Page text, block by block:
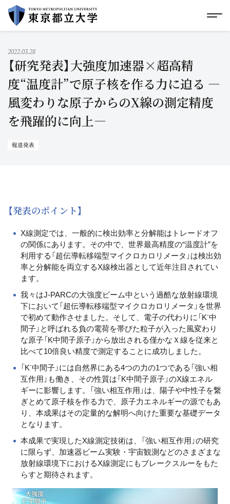
イ
グローバルメニューにスキップ メ
2022.03.28
【研究発表】大強度加速器×超高精
度“温度計”で原子核を作る力に迫る ―
風変わりな原子からのX線の測定精度
を飛躍的に向上―
報道発表
【発表のポイント】
X線測定では、一般的に検出効率と分解能はトレードオフ
の関係にあります。その中で、世界最高精度の“温度計”を
利用する「超伝導転移端型マイクロカロリメータ」は検出効
率と分解能を両立するX線検出器として近年注目されてい
ます。
我々はJ-PARCの大強度ビーム中という過酷な放射線環境
下において「超伝導転移端型マイクロカロリメータ」を世界
で初めて動作させました。そして、電子の代わりに「K-中
間子」と呼ばれる負の電荷を帯びた粒子が入った風変わり
な原子「K中間子原子」から放出される僅かなＸ線を従来と
比べて10倍良い精度で測定することに成功しました。
「K-中間子」には自然界にある4つの力の1つである「強い相
互作用」も働き、その性質は「K中間子原子」のX線エネル
ギーに影響します。「強い相互作用」は、陽子や中性子を繋
ぎとめて原子核を作る力で、原子力エネルギーの源でもあ
り、本成果はその定量的な解明へ向けた重要な基礎データ
となります。
本成果で実現したX線測定技術は、「強い相互作用」の研究
に限らず、加速器ビーム実験・宇宙観測などのさまざまな
放射線環境下におけるX線測定にもブレークスルーをもた
らすと期待されます。